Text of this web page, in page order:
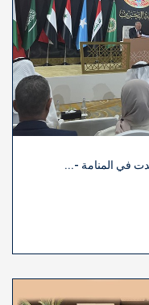
في المنامة -...